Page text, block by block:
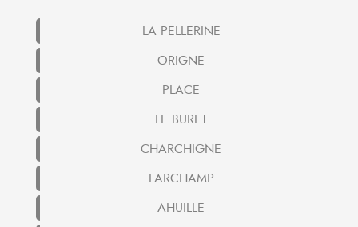
LA PELLERINE
ORIGNE
PLACE
LE BURET
CHARCHIGNE
LARCHAMP
AHUILLE